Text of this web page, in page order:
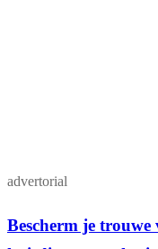
advertorial
Bescherm je trouwe